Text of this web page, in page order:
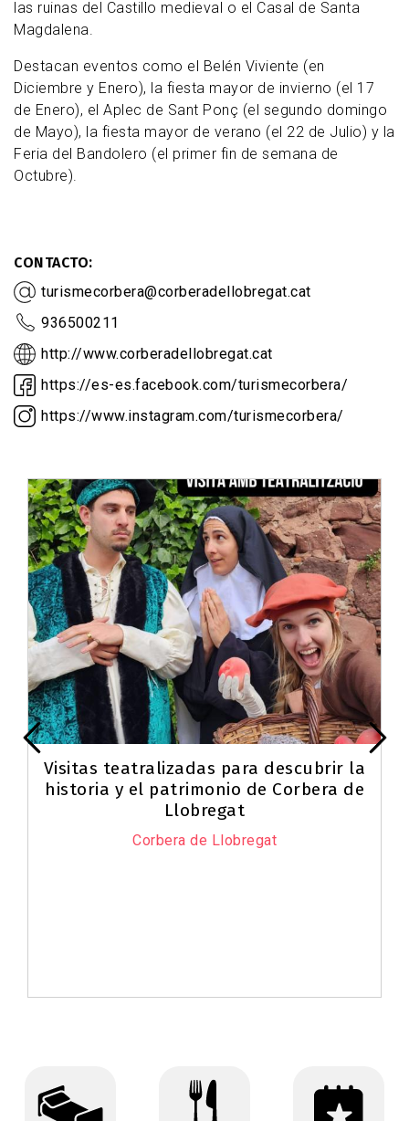
las ruinas del Castillo medieval o el Casal de Santa
Magdalena.
Destacan eventos como el Belén Viviente (en
Diciembre y Enero), la fiesta mayor de invierno (el 17
de Enero), el Aplec de Sant Ponç (el segundo domingo
de Mayo), la fiesta mayor de verano (el 22 de Julio) y la
Feria del Bandolero (el primer fin de semana de
Octubre).
CONTACTO
turismecorbera@corberadellobregat.cat
936500211
http://www.corberadellobregat.cat
https://es-es.facebook.com/turismecorbera/
https://www.instagram.com/turismecorbera/
Visitas teatralizadas para descubrir la
historia y el patrimonio de Corbera de
Llobregat
Corbera de Llobregat